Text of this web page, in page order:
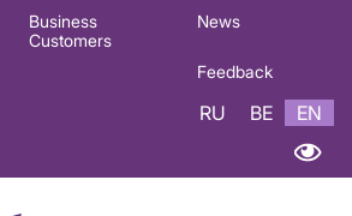
Business
Customers
News
Feedback
RU BE EN